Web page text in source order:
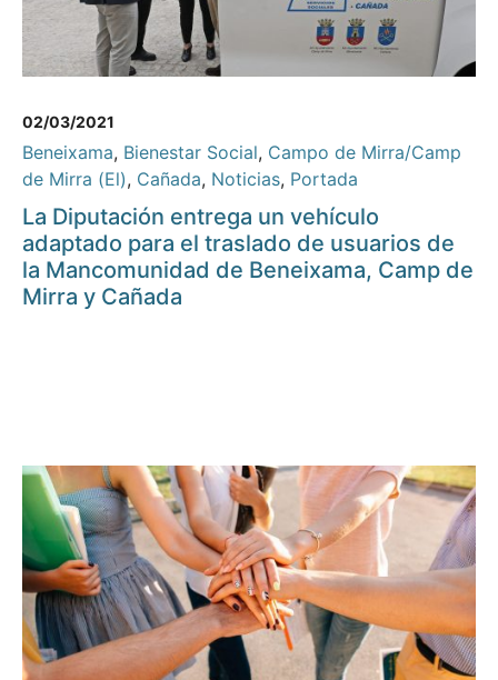
02/03/2021
Beneixama, Bienestar Social, Campo de Mirra/Camp
de Mirra (El), Cañada, Noticias, Portada
La Diputación entrega un vehículo
adaptado para el traslado de usuarios de
la Mancomunidad de Beneixama, Camp de
Mirra y Cañada